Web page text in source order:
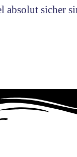
absolut sicher